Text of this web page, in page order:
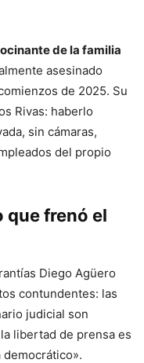
de la familia
asesinado
de 2025. Su
Rivas: haberlo
sin cámaras,
del propio
que frenó el
Diego Agüero
contundentes: las
judicial son
libertad de prensa es